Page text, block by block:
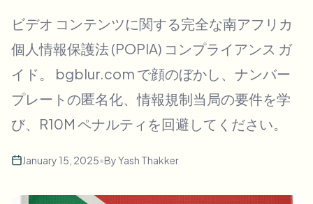
ビデオインテリジェンス
複数の動画をまとめて処理
企業ゾーン、ポリシー、レビュー
API & SDK
アップロード、ジョブ、ウェブフックを自動化
お問い合わせフォーム
ビデオ コンテンツに関する完全な南アフリカ
個人情報保護法 (POPIA) コンプライアンス ガ
イド。 bgblur.com で顔のぼかし、ナンバー
プレートの匿名化、情報規制当局の要件を学
び、R10M ペナルティを回避してください。
January 15, 2025•ByYash Thakker